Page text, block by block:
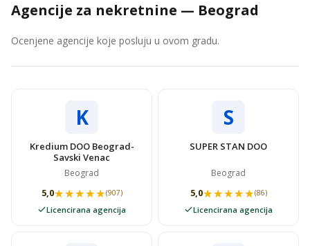
Agencije za nekretnine — Beograd
Ocenjene agencije koje posluju u ovom gradu.
K
Kredium DOO Beograd-
Savski Venac
Beograd
5,0★★★★★
★★★★★(907)
Licencirana agencija
S
SUPER STAN DOO
Beograd
5,0★★★★★
★★★★★(86)
Licencirana agencija